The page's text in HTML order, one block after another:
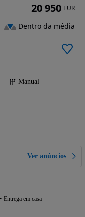
Manual
Ver anúncios
Entrega em casa
20 950 EUR
Dentro da média